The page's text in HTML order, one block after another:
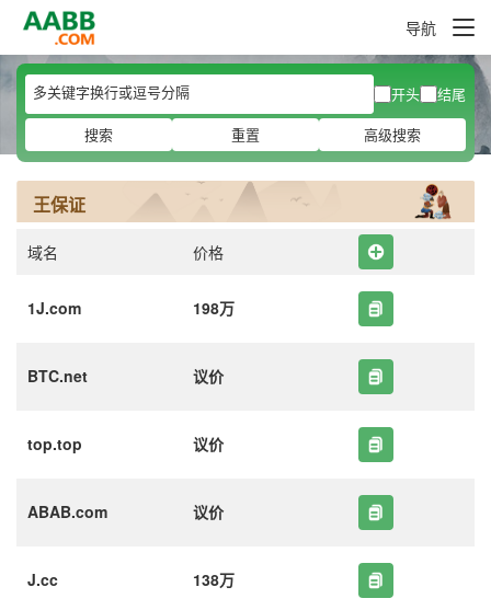
导航
开头
结尾
搜索
重置 高级搜索
王保证
域名 价格
1J.com 198万
BTC.net 议价
top.top 议价
ABAB.com 议价
J.cc 138万